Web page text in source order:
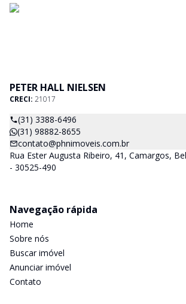
PETER HALL NIELSEN
CRECI: 21017
(31) 3388-6496
(31) 98882-8655
contato@phnimoveis.com.br
Rua Ester Augusta Ribeiro, 41, Camargos,
- 30525-490
Navegação rápida
Home
Sobre nós
Buscar imóvel
Anunciar imóvel
Contato